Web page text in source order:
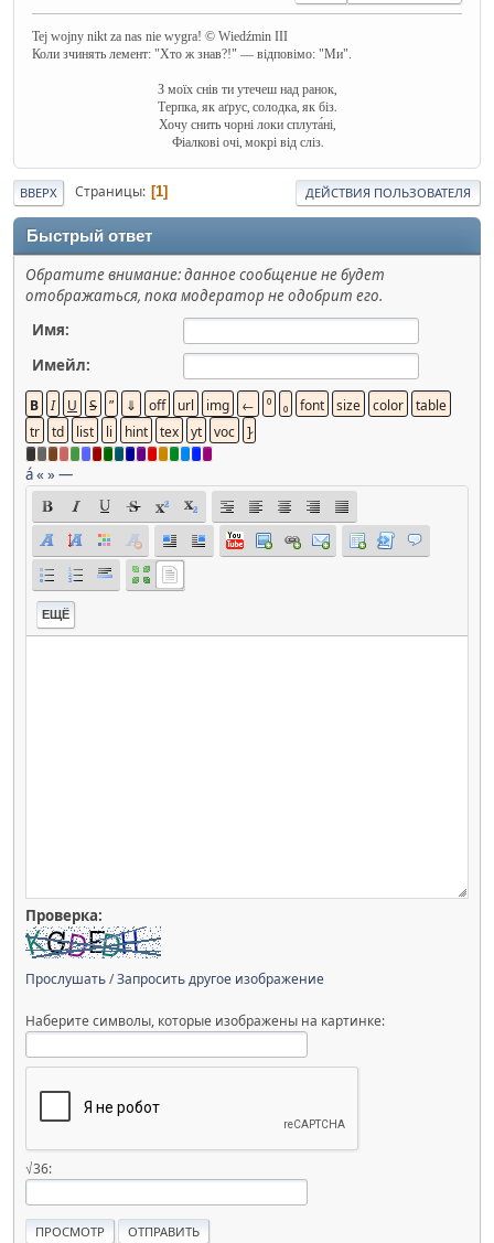
Tej wojny nikt za nas nie wygra! © Wiedźmin III
Коли зчинять лемент: "Хто ж знав?!" — відповімо: "Ми".
З моїх снів ти утечеш над ранок,
Терпка, як аґрус, солодка, як біз.
Хочу снить чорні локи сплута́ні,
Фіалкові очі, мокрі від сліз.
ВВЕРХ Страницы 1 ДЕЙСТВИЯ ПОЛЬЗОВАТЕЛЯ
Быстрый ответ
Обратите внимание: данное сообщение не будет
отображаться, пока модератор не одобрит его.
Имя:
Имейл:
á« »—
ЕЩЁ
Проверка:
Прослушать/Запросить другое изображение
Наберите символы, которые изображены на картинке:
√36: